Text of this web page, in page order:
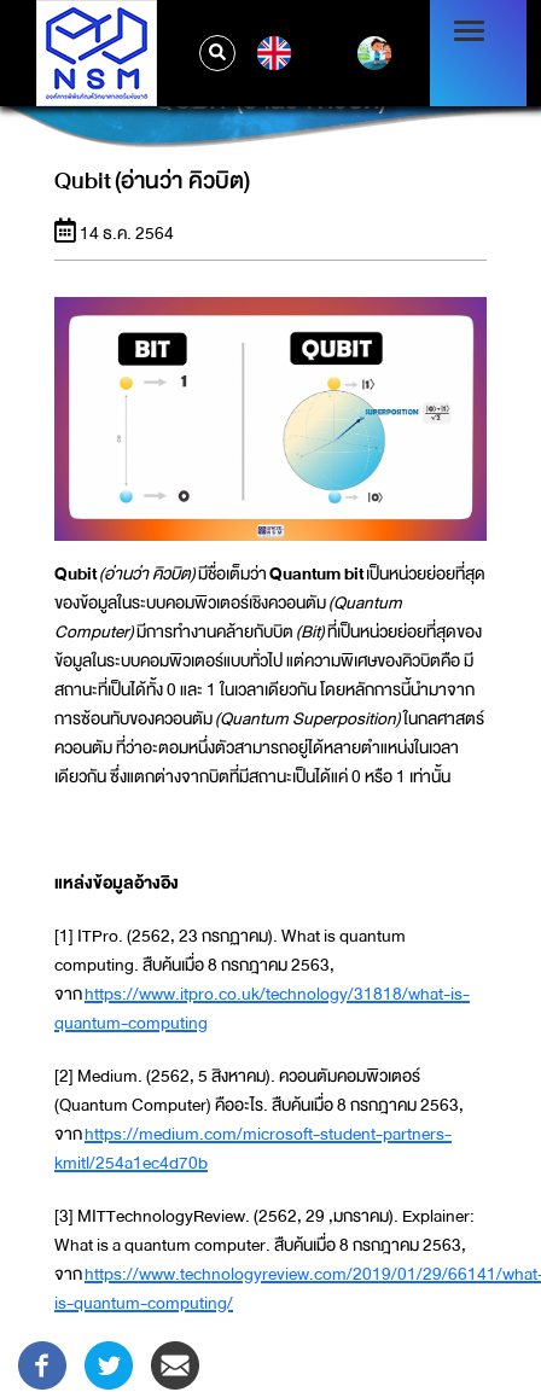
QUBIT (อ่านว่า คิวบิต)
Qubit (อ่านว่า คิวบิต)
14 ธ.ค. 2564
Qubit(อ่านว่า คิวบิต)มีชื่อเต็มว่าQuantum bitเป็นหน่วยย่อยที่สุด
ของข้อมูลในระบบคอมพิวเตอร์เชิงควอนตัม(Quantum
Computer)มีการทำงานคล้ายกับบิต(Bit)ที่เป็นหน่วยย่อยที่สุดของ
ข้อมูลในระบบคอมพิวเตอร์แบบทั่วไป แต่ความพิเศษของคิวบิตคือ มี
สถานะที่เป็นได้ทั้ง 0 และ 1 ในเวลาเดียวกัน โดยหลักการนี้นำมาจาก
การซ้อนทับของควอนตัม(Quantum Superposition)ในกลศาสตร์
ควอนตัม ที่ว่าอะตอมหนึ่งตัวสามารถอยู่ได้หลายตำแหน่งในเวลา
เดียวกัน ซึ่งแตกต่างจากบิตที่มีสถานะเป็นได้แค่ 0 หรือ 1 เท่านั้น
แหล่งข้อมูลอ้างอิง
[1] ITPro. (2562, 23 กรกฏาคม). What is quantum
computing. สืบค้นเมื่อ 8 กรกฎาคม 2563,
จากhttps://www.itpro.co.uk/technology/31818/what-is-
quantum-computing
[2] Medium. (2562, 5 สิงหาคม). ควอนตัมคอมพิวเตอร์
(Quantum Computer) คืออะไร. สืบค้นเมื่อ 8 กรกฎาคม 2563,
จากhttps://medium.com/microsoft-student-partners-
kmitl/254a1ec4d70b
[3] MITTechnologyReview. (2562, 29 ,มกราคม). Explainer:
What is a quantum computer. สืบค้นเมื่อ 8 กรกฎาคม 2563,
จากhttps://www.technologyreview.com/2019/01/29/66141/
is-quantum-computing/